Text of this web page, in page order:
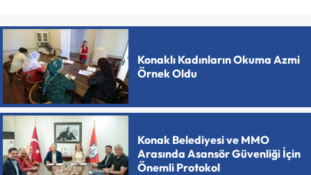
Konaklı Kadınların Okuma Azmi
Örnek Oldu
Konak Belediyesi ve MMO
Arasında Asansör Güvenliği İçin
Önemli Protokol